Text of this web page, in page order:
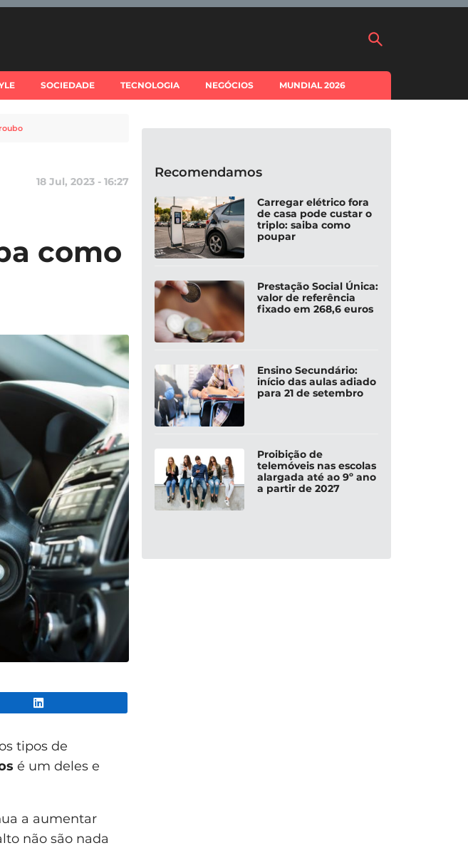
SOCIEDADE TECNOLOGIA NEGÓCIOS MUNDIAL 2026
18 Jul, 2023 - 16:27
como
tipos de
é um deles e
a aumentar
não são nada
Recomendamos
Carregar elétrico fora
de casa pode custar o
triplo: saiba como
poupar
Prestação Social Única:
valor de referência
fixado em 268,6 euros
Ensino Secundário:
início das aulas adiado
para 21 de setembro
Proibição de
telemóveis nas escolas
alargada até ao 9º ano
a partir de 2027